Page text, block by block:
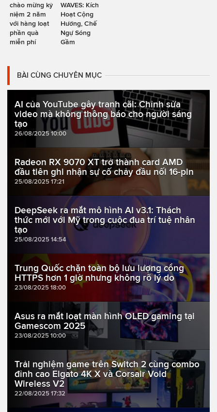
chào mừng kỷ
niệm 2 năm
với hàng loạt
phần quà
miễn phí
WAVES: Kích
Hoạt Cộng
Hưởng, Chế
Ngự Sóng
Gầm
BÀI CÙNG CHUYÊN MỤC
AI của YouTube gây tranh cãi: Chỉnh sửa
video mà không thông báo cho người sáng
tạo
26/08/2025 10:00
Radeon RX 9070 XT trở thành card AMD
đầu tiên ghi nhận sự cố chảy đầu nối 16-pin
25/08/2025 17:21
DeepSeek ra mắt mô hình AI v3.1: Thách
thức mới với Mỹ trong cuộc đua trí tuệ nhân
tạo
25/08/2025 14:54
Trung Quốc chặn toàn bộ lưu lượng cổng
HTTPS hơn 1 giờ nhưng không rõ lý do
23/08/2025 18:00
Asus ra mắt loạt màn hình OLED gaming tại
Gamescom 2025
23/08/2025 10:00
Trải nghiệm game trên Switch 2 cùng combo
đỉnh cao Elgato 4K X và Corsair Void
Wireless V2
22/08/2025 17:32